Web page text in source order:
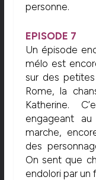
personne.
EPISODE 7
Un épisode
mélo est
sur des
Rome, la
Katherine.
engageant
marche,
des
On sent que
endolori par un